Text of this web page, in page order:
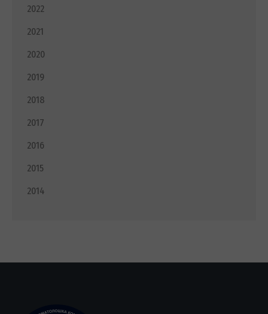
2022
2021
2020
2019
2018
2017
2016
2015
2014